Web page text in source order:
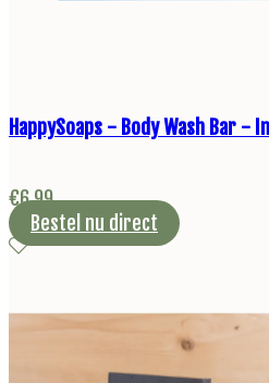
HappySoaps - Body Wash Bar -
€6,99
Bestel nu direct